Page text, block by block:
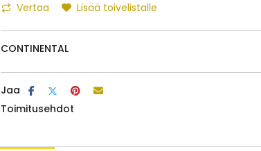
Vertaa Lisää toivelistalle
CONTINENTAL
Jaa
Toimitusehdot